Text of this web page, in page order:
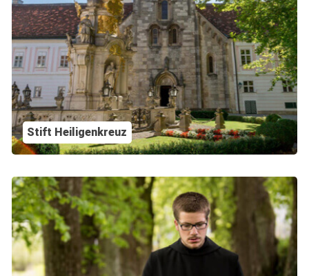
Stift Heiligenkreuz